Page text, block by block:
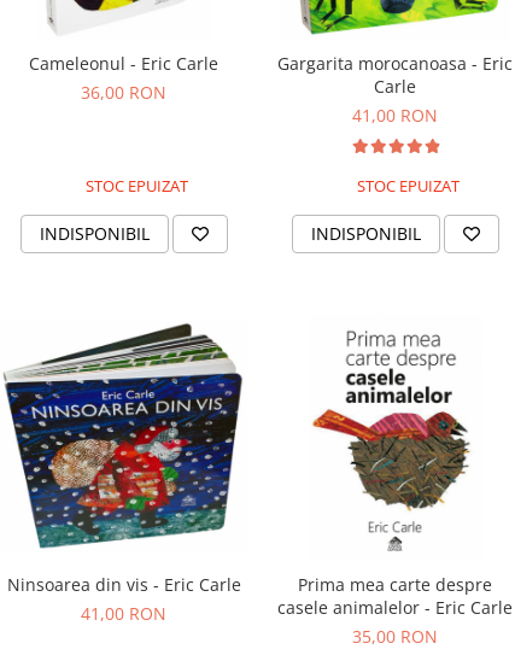
Cameleonul - Eric Carle
36,00 RON
STOC EPUIZAT
INDISPONIBIL
Gargarita morocanoasa - Eric
Carle
41,00 RON
STOC EPUIZAT
INDISPONIBIL
Ninsoarea din vis - Eric Carle
41,00 RON
Prima mea carte despre
casele animalelor - Eric Carle
35,00 RON